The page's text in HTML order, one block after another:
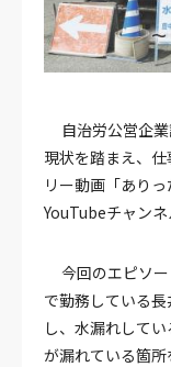
自治労公営企
現状を踏まえ、
リー動画「あり
YouTubeチャンネ
今回のエピソ
で勤務している
し、水漏れして
が漏れている箇